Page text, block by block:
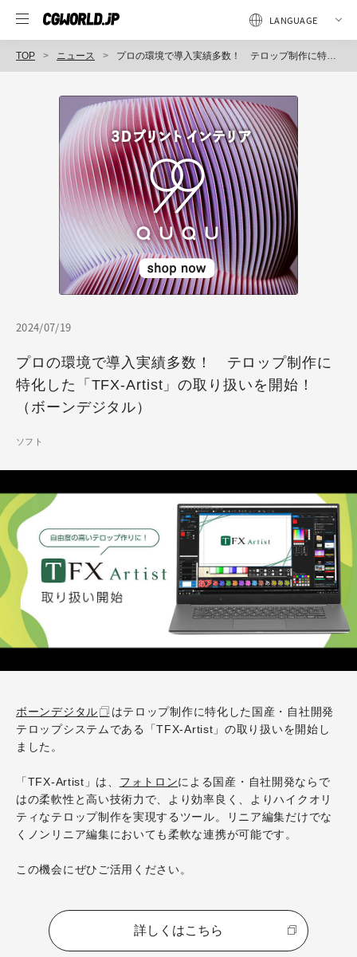
TOP ニュース プロの環境で導入実績多数！ テロップ制作に特化した「TFX-Artist」の取り扱いを開始！（ボーンデジタル）
2024/07/19
プロの環境で導入実績多数！ テロップ制作に
特化した「TFX-Artist」の取り扱いを開始！
（ボーンデジタル）
ソフト
ボーンデジタル
はテロップ制作に特化した国産・自社開発
テロップシステムである「TFX-Artist」の取り扱いを開始し
ました。
「TFX-Artist」は、 フォトロンによる国産・自社開発ならで
はの柔軟性と高い技術力で、より効率良く、よりハイクオリ
ティなテロップ制作を実現するツール。リニア編集だけでな
くノンリニア編集においても柔軟な連携が可能です。
この機会にぜひご活用ください。
詳しくはこちら